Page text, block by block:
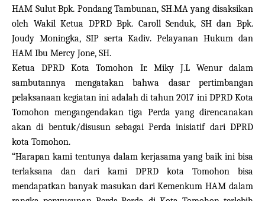
HAM Sulut Bpk. Pondang Tambunan, SH.MA yang disaksikan
oleh Wakil Ketua DPRD Bpk. Caroll Senduk, SH dan Bpk.
Joudy Moningka, SIP serta Kadiv. Pelayanan Hukum dan
HAM Ibu Mercy Jone, SH.
Ketua DPRD Kota Tomohon Ir. Miky J.L Wenur dalam
sambutannya mengatakan bahwa dasar pertimbangan
pelaksanaan kegiatan ini adalah di tahun 2017 ini DPRD Kota
Tomohon mengangendakan tiga Perda yang direncanakan
akan di bentuk/disusun sebagai Perda inisiatif dari DPRD
kota Tomohon.
“Harapan kami tentunya dalam kerjasama yang baik ini bisa
terlaksana dan dari kami DPRD kota Tomohon bisa
mendapatkan banyak masukan dari Kemenkum HAM dalam